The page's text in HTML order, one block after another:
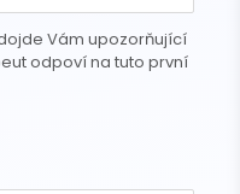
Vám upozorňující
odpoví na tuto první